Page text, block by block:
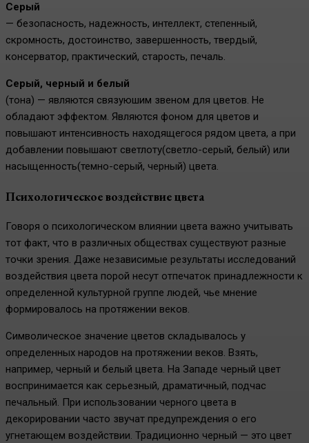
Серый
— безопасность, надежность, интеллект, степенный,
скромность, достоинство, завершенность, твердый,
консерватор, практический, старость, печаль.
Серый, черный и белый
(тона) — являются связуюшим звеном для цветов. Не
обладают эффектом. Являются фоном для цветов и
повышают интенсивность находящегося рядом цвета, а при
добавлении повышают светлоту(светло-серый, белый) или
насыщенность(темно-серый, черный) цвета.
Психологическое воздействие цвета
Говоря о психологическом влиянии цвета важно учитывать
тот факт, что в различных обществах существуют разные
точки зрения. Даже независимые результаты исследований
воздействия цвета порой несут отпечаток принадлежности к
определенной культурной группе людей, чье мнение
формировалось на протяжении веков.
Символическое значение цветов складывалось у
определенных народов на протяжении веков. Взять,
например, черный и белый цвета. На Западе черный цвет
воспринимается как серьезный, драматичный, подчас
печальный. При использовании черного цвета в
декорировании часто звучат предупреждения о его
угнетающем воздействии. Традиционно черный — это цвет